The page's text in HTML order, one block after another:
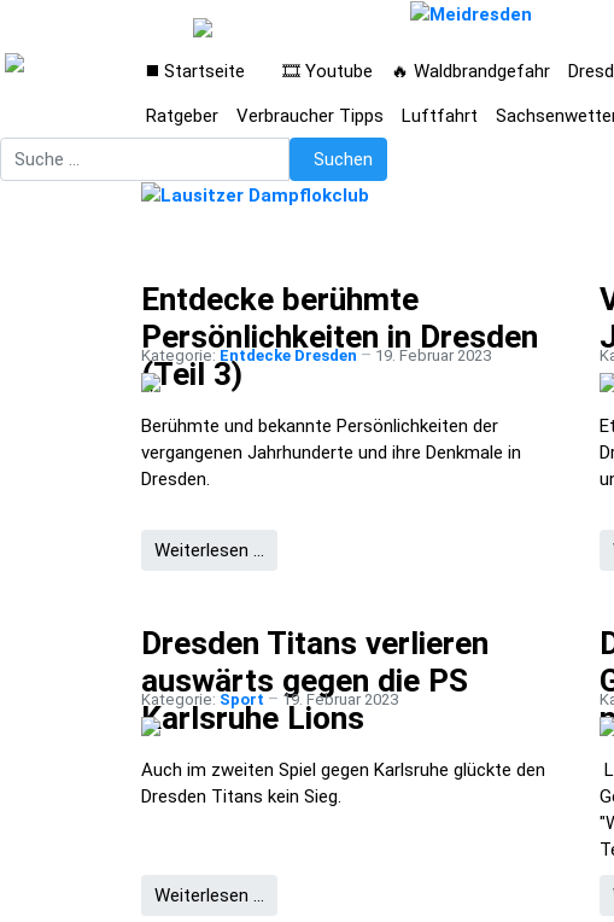
◼️ Startseite 🎞️ Youtube 🔥 Waldbrandgefahr
Ratgeber Verbraucher Tipps Luftfahrt
Suchen
Suchen
Entdecke berühmte
Persönlichkeiten in Dresden
(Teil 3)
Kategorie: Entdecke Dresden 19. Februar 2023
Berühmte und bekannte Persönlichkeiten der
vergangenen Jahrhunderte und ihre Denkmale in
Dresden.
Weiterlesen …
Dresden Titans verlieren
auswärts gegen die PS
Karlsruhe Lions
Kategorie: Sport 19. Februar 2023
Auch im zweiten Spiel gegen Karlsruhe glückte den
Dresden Titans kein Sieg.
Weiterlesen …